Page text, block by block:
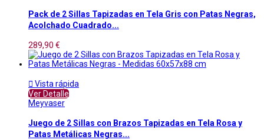
Pack de 2 Sillas Tapizadas en Tela Gris con Patas Negras,
Acolchado Cuadrado...
289,90 €
 Vista rápida
Ver Detalle
Meyvaser
Juego de 2 Sillas con Brazos Tapizadas en Tela Rosa y
Patas Metálicas Negras...